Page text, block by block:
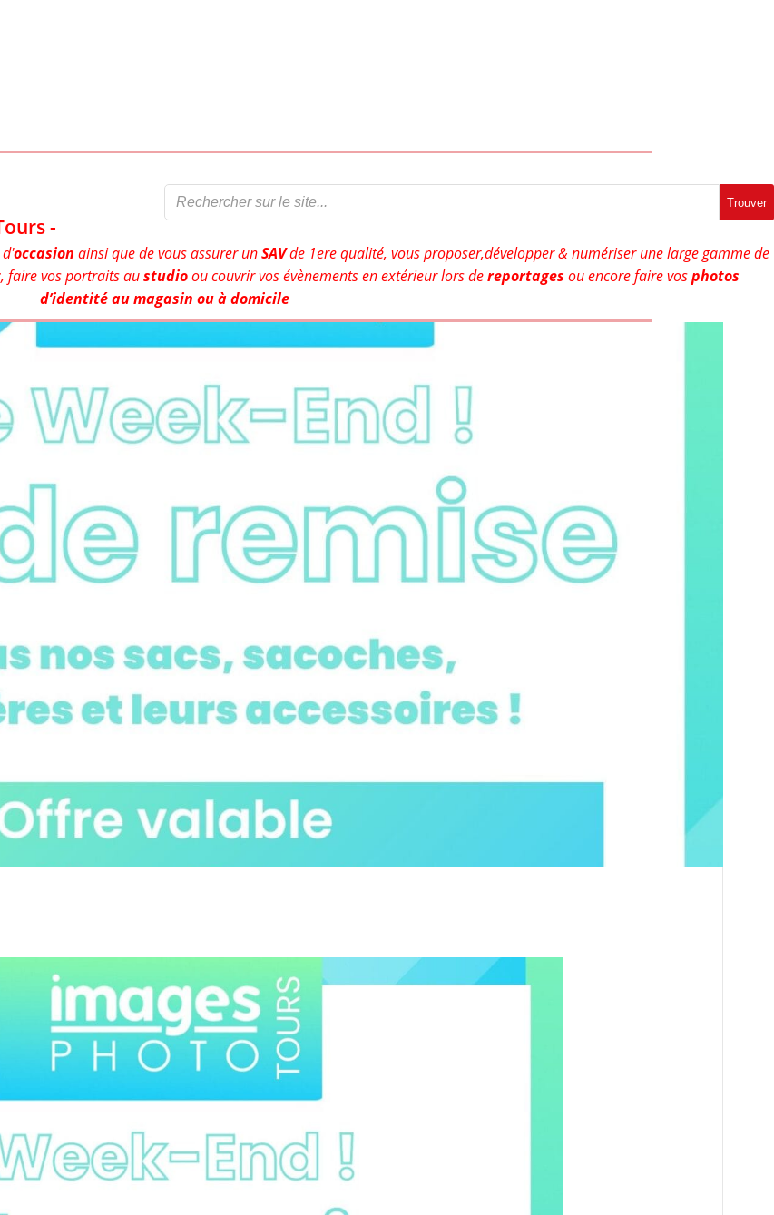
-
Trouver
occasion ainsi que de vous assurer unSAVde 1ere qualité, vous proposer,développer & numériser une large gamme de
, faire vos portraits austudioou couvrir vos évènements en extérieur lors dereportages ou encore faire vosphotos
d’identité au magasin ou à domicile